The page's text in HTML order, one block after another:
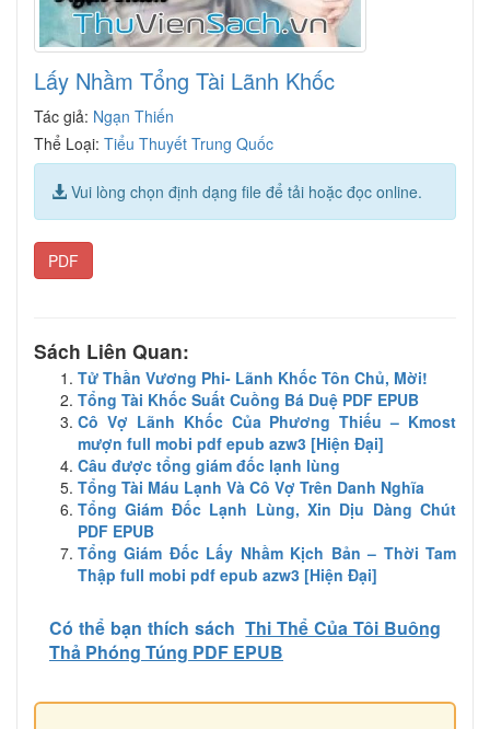
Lấy Nhầm Tổng Tài Lãnh Khốc
Tác giả: Ngạn Thiến
Thể Loại: Tiểu Thuyết Trung Quốc
Vui lòng chọn định dạng file để tải hoặc đọc online.
PDF
Sách Liên Quan:
Tử Thần Vương Phi- Lãnh Khốc Tôn Chủ, Mời!
Tổng Tài Khốc Suất Cuồng Bá Duệ PDF EPUB
Cô Vợ Lãnh Khốc Của Phương Thiếu – Kmost
mượn full mobi pdf epub azw3 [Hiện Đại]
Câu được tổng giám đốc lạnh lùng
Tổng Tài Máu Lạnh Và Cô Vợ Trên Danh Nghĩa
Tổng Giám Đốc Lạnh Lùng, Xin Dịu Dàng Chút
PDF EPUB
Tổng Giám Đốc Lấy Nhầm Kịch Bản – Thời Tam
Thập full mobi pdf epub azw3 [Hiện Đại]
Có thể bạn thích sách Thi Thể Của Tôi Buông
Thả Phóng Túng PDF EPUB